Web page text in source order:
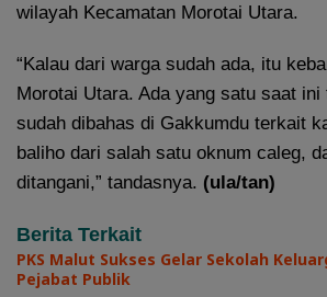
wilayah Kecamatan Morotai Utara.
“Kalau dari warga sudah ada, itu
Morotai Utara. Ada yang satu saat
sudah dibahas di Gakkumdu terkait
baliho dari salah satu oknum caleg,
ditangani,” tandasnya. (ula/tan)
Berita Terkait
PKS Malut Sukses Gelar Sekolah
Pejabat Publik